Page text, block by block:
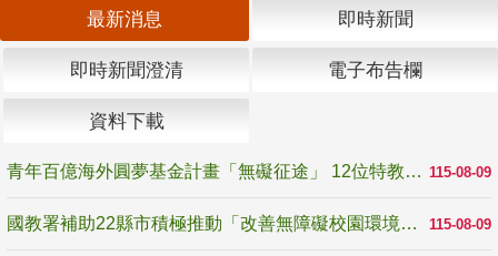
最新消息 即時新聞
即時新聞澄清 電子布告欄
資料下載
115-08-09
青年百億海外圓夢基金計畫「無礙征途」 12位特教與弱勢青年勇闖西班牙 跨越感官限制見證生命蛻變
115-08-09
國教署補助22縣市積極推動「改善無障礙校園環境計畫」 打造友善、安全、無礙學習空間